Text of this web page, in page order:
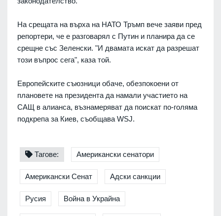
На срещата на върха на НАТО Тръмп вече заяви пред
репортери, че е разговарял с Путин и планира да се
срещне със Зеленски. "И двамата искат да разрешат
този въпрос сега", каза той.
Европейските съюзници обаче, обезпокоени от
плановете на президента да намали участието на
САЩ в алианса, възнамеряват да поискат по-голяма
подкрепа за Киев, съобщава WSJ.
Тагове: Американски сенатори
Американски Сенат Адски санкции
Русия Война в Украйна